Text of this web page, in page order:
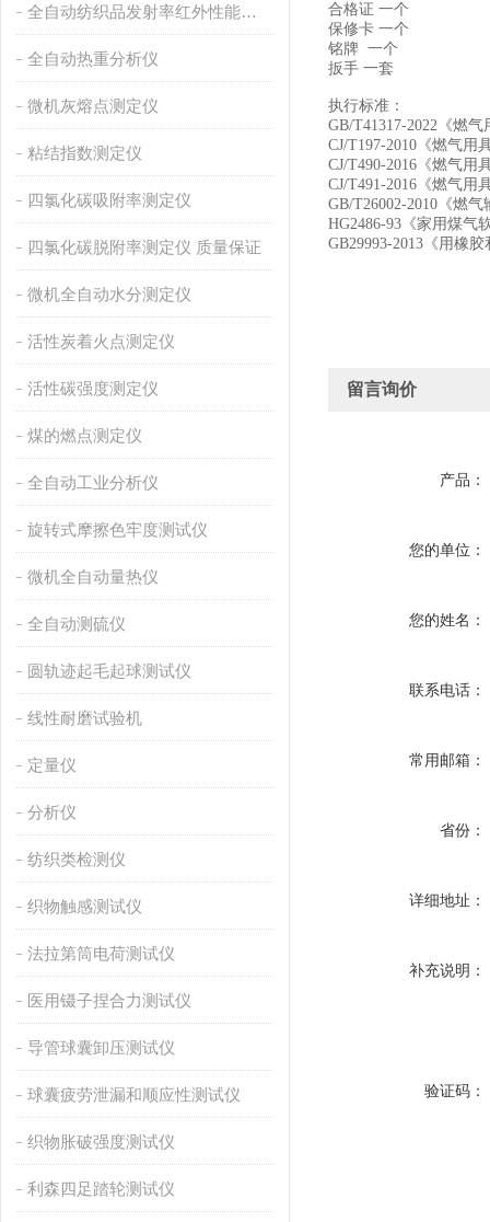
全自动纺织品发射率红外性能分析
全自动热重分析仪
微机灰熔点测定仪
粘结指数测定仪
四氯化碳吸附率测定仪
四氯化碳脱附率测定仪 质量保证
微机全自动水分测定仪
活性炭着火点测定仪
活性碳强度测定仪
煤的燃点测定仪
全自动工业分析仪
旋转式摩擦色牢度测试仪
微机全自动量热仪
全自动测硫仪
圆轨迹起毛起球测试仪
线性耐磨试验机
定量仪
分析仪
纺织类检测仪
织物触感测试仪
法拉第筒电荷测试仪
医用镊子捏合力测试仪
导管球囊卸压测试仪
球囊疲劳泄漏和顺应性测试仪
织物胀破强度测试仪
利森四足踏轮测试仪
合格证 一个
保修卡 一个
铭牌 一个
扳手 一套
执行标准：
GB/T41317-2022 《燃
CJ/T197-2010 《燃气用
CJ/T490-2016 《燃气用
CJ/T491-2016 《燃气用
GB/T26002-2010 《燃
HG2486-93 《家用煤气
GB29993-2013 《用橡
留言询价
产品：
您的单位：
您的姓名：
联系电话：
常用邮箱：
省份：
详细地址：
补充说明：
验证码：